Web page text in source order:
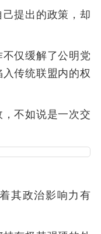
提出的政策，却
仅缓解了公明党
传统联盟内的权
不如说是一次交
其政治影响力有